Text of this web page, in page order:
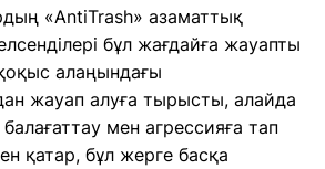
«AntiTrash» азаматтық
бұл жағдайға жауапты
алаңындағы
жауап алуға тырысты, алайда
мен агрессияға тап
қатар, бұл жерге басқа